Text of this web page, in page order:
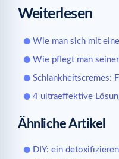
Weiterlesen
Wie man sich mit
Wie pflegt man
Schlankheitscremes:
4 ultraeffektive
Ähnliche Artikel
DIY: ein